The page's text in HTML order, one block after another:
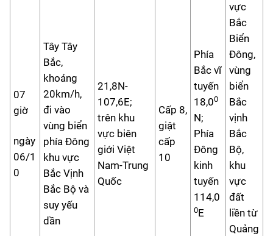
07
giờ
ngày
06/1
0
Tây Tây
Bắc,
khoảng
20km/h,
đi vào
vùng biển
phía Đông
khu vực
Bắc Vịnh
Bắc Bộ và
suy yếu
dần
21,8N-
107,6E;
trên khu
vực biên
giới Việt
Nam-Trung
Quốc
Cấp 8,
giật
cấp
10
Phía
Bắc vĩ
tuyến
18,00
N;
Phía
Đông
kinh
tuyến
114,0
0E
vực
Bắc
Biển
Đông,
vùng
biển
Bắc
vịnh
Bắc
Bộ,
khu
vực
đất
liền từ
Quảng